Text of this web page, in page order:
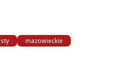
mazowieckie